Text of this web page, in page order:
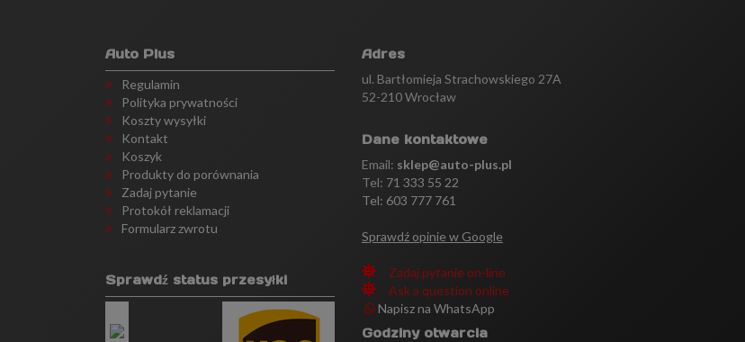
Auto Plus
Regulamin
Polityka prywatności
Koszty wysyłki
Kontakt
Koszyk
Produkty do porównania
Zadaj pytanie
Protokół reklamacji
Formularz zwrotu
Sprawdź status przesyłki
Adres
ul. Bartłomieja Strachowskiego 27A
52-210 Wrocław
Dane kontaktowe
Email: sklep@auto-plus.pl
Tel: 71 333 55 22
Tel: 603 777 761
Sprawdź opinie w Google
Zadaj pytanie on-line
Ask a question online
Napisz na WhatsApp
Godziny otwarcia